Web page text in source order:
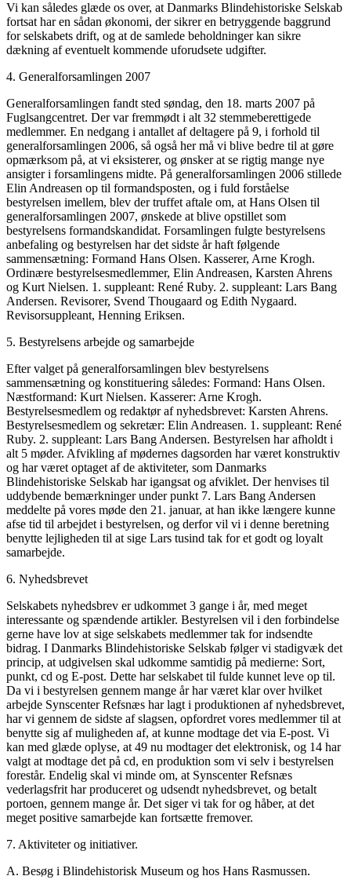
Vi kan således glæde os over, at Danmarks Blindehistoriske Selskab
fortsat har en sådan økonomi, der sikrer en betryggende baggrund
for selskabets drift, og at de samlede beholdninger kan sikre
dækning af eventuelt kommende uforudsete udgifter.
4. Generalforsamlingen 2007
Generalforsamlingen fandt sted søndag, den 18. marts 2007 på
Fuglsangcentret. Der var fremmødt i alt 32 stemmeberettigede
medlemmer. En nedgang i antallet af deltagere på 9, i forhold til
generalforsamlingen 2006, så også her må vi blive bedre til at gøre
opmærksom på, at vi eksisterer, og ønsker at se rigtig mange nye
ansigter i forsamlingens midte. På generalforsamlingen 2006 stillede
Elin Andreasen op til formandsposten, og i fuld forståelse
bestyrelsen imellem, blev der truffet aftale om, at Hans Olsen til
generalforsamlingen 2007, ønskede at blive opstillet som
bestyrelsens formandskandidat. Forsamlingen fulgte bestyrelsens
anbefaling og bestyrelsen har det sidste år haft følgende
sammensætning: Formand Hans Olsen. Kasserer, Arne Krogh.
Ordinære bestyrelsesmedlemmer, Elin Andreasen, Karsten Ahrens
og Kurt Nielsen. 1. suppleant: René Ruby. 2. suppleant: Lars Bang
Andersen. Revisorer, Svend Thougaard og Edith Nygaard.
Revisorsuppleant, Henning Eriksen.
5. Bestyrelsens arbejde og samarbejde
Efter valget på generalforsamlingen blev bestyrelsens
sammensætning og konstituering således: Formand: Hans Olsen.
Næstformand: Kurt Nielsen. Kasserer: Arne Krogh.
Bestyrelsesmedlem og redaktør af nyhedsbrevet: Karsten Ahrens.
Bestyrelsesmedlem og sekretær: Elin Andreasen. 1. suppleant: René
Ruby. 2. suppleant: Lars Bang Andersen. Bestyrelsen har afholdt i
alt 5 møder. Afvikling af mødernes dagsorden har været konstruktiv
og har været optaget af de aktiviteter, som Danmarks
Blindehistoriske Selskab har igangsat og afviklet. Der henvises til
uddybende bemærkninger under punkt 7. Lars Bang Andersen
meddelte på vores møde den 21. januar, at han ikke længere kunne
afse tid til arbejdet i bestyrelsen, og derfor vil vi i denne beretning
benytte lejligheden til at sige Lars tusind tak for et godt og loyalt
samarbejde.
6. Nyhedsbrevet
Selskabets nyhedsbrev er udkommet 3 gange i år, med meget
interessante og spændende artikler. Bestyrelsen vil i den forbindelse
gerne have lov at sige selskabets medlemmer tak for indsendte
bidrag. I Danmarks Blindehistoriske Selskab følger vi stadigvæk det
princip, at udgivelsen skal udkomme samtidig på medierne: Sort,
punkt, cd og E-post. Dette har selskabet til fulde kunnet leve op til.
Da vi i bestyrelsen gennem mange år har været klar over hvilket
arbejde Synscenter Refsnæs har lagt i produktionen af nyhedsbrevet,
har vi gennem de sidste af slagsen, opfordret vores medlemmer til at
benytte sig af muligheden af, at kunne modtage det via E-post. Vi
kan med glæde oplyse, at 49 nu modtager det elektronisk, og 14 har
valgt at modtage det på cd, en produktion som vi selv i bestyrelsen
forestår. Endelig skal vi minde om, at Synscenter Refsnæs
vederlagsfrit har produceret og udsendt nyhedsbrevet, og betalt
portoen, gennem mange år. Det siger vi tak for og håber, at det
meget positive samarbejde kan fortsætte fremover.
7. Aktiviteter og initiativer.
A. Besøg i Blindehistorisk Museum og hos Hans Rasmussen.